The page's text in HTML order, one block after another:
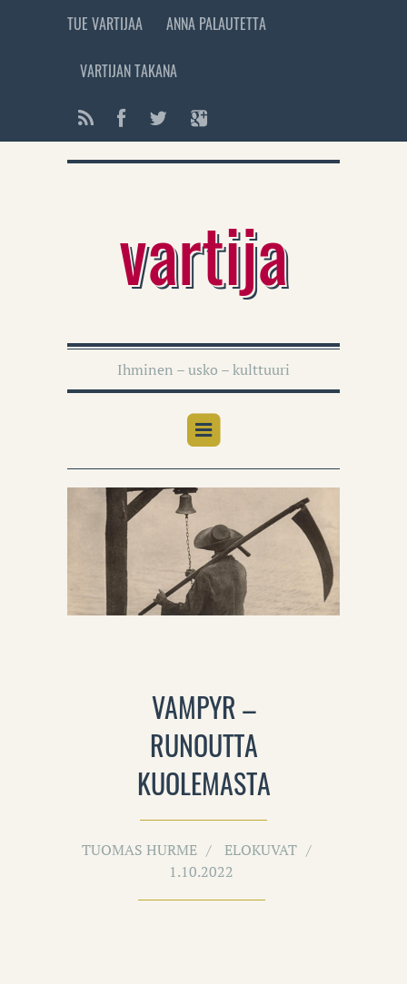
TUE VARTIJAA ANNA PALAUTETTA
VARTIJAN TAKANA
vartija
Ihminen – usko – kulttuuri
VAMPYR –
RUNOUTTA
KUOLEMASTA
TUOMAS HURME
ELOKUVAT
1.10.2022